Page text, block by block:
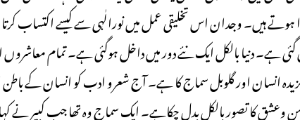
ہیں۔ وجدان اس تخلیقی عمل میں نورالٰہی سے کیسے اکتساب
ہے۔ دنیا بالکل ایک نئے دور میں داخل ہوگئی ہے۔ تمام معاشروں
انسان اور گلوبل سماج کا ہے۔ آج شعرو ادب کو انسان کے باطن
کا تصور بالکل بدل چکاہے۔ ایک سماج وہ تھا جب کبیر نے